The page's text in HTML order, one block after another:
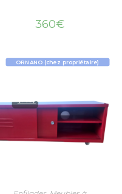
360€
ORNANO (chez propriétaire)